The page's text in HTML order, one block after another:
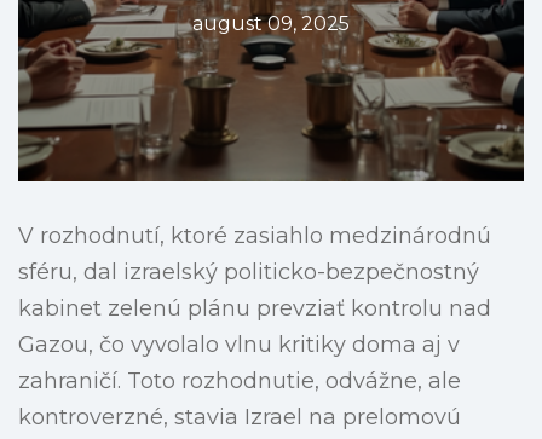
august 09, 2025
V rozhodnutí, ktoré zasiahlo medzinárodnú
sféru, dal izraelský politicko-bezpečnostný
kabinet zelenú plánu prevziať kontrolu nad
Gazou, čo vyvolalo vlnu kritiky doma aj v
zahraničí. Toto rozhodnutie, odvážne, ale
kontroverzné, stavia Izrael na prelomovú